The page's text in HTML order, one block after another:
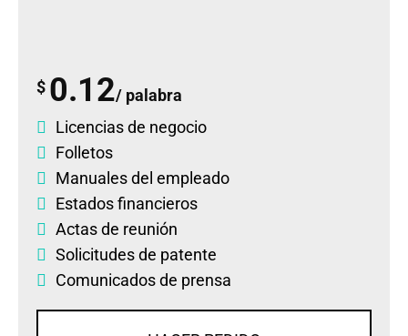
$ 0.12/ palabra
Licencias de negocio
Folletos
Manuales del empleado
Estados financieros
Actas de reunión
Solicitudes de patente
Comunicados de prensa